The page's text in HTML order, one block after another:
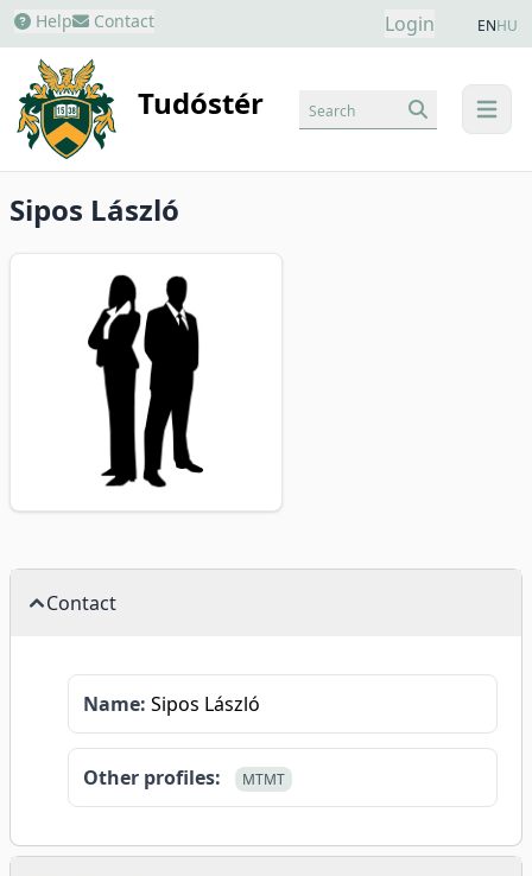
Help Contact Login ENHU
Tudóstér menu
Search
Sipos László
Contact
Name: Sipos László
Other profiles: MTMT